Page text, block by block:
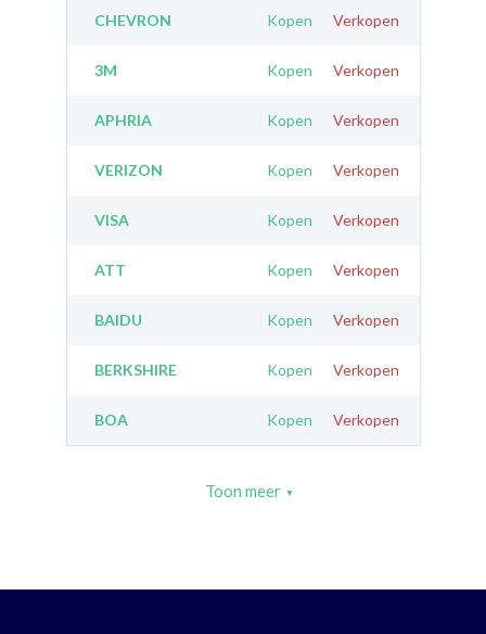
CHEVRON Kopen Verkopen
3M Kopen Verkopen
APHRIA Kopen Verkopen
VERIZON Kopen Verkopen
VISA Kopen Verkopen
ATT Kopen Verkopen
BAIDU Kopen Verkopen
BERKSHIRE Kopen Verkopen
BOA Kopen Verkopen
Toon meer